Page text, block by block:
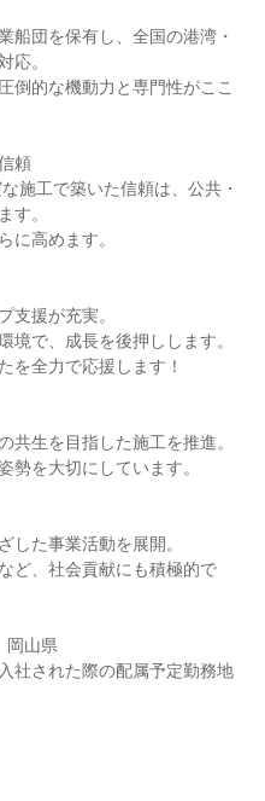
船団を保有し、全国の港湾・
応。
倒的な機動力と専門性がここ
頼
施工で築いた信頼は、公共・
す。
に高めます。
支援が充実。
境で、成長を後押しします。
を全力で応援します！
共生を目指した施工を推進。
勢を大切にしています。
した事業活動を展開。
ど、社会貢献にも積極的で
岡山県
社された際の配属予定勤務地